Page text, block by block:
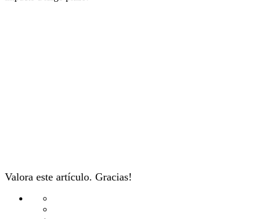
Valora este artículo. Gracias!